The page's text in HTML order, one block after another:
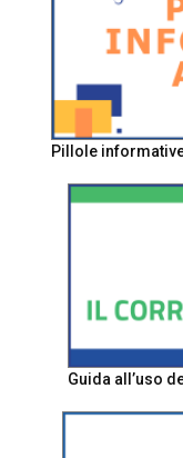
Pillole
Guida all’uso